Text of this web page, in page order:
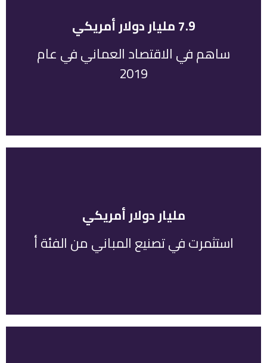
7.9 مليار دولار أمريكي
ساهم في الاقتصاد العماني في عام
2019 ساهم القطاع الصناعي بمبلغ 7.9 مليار دولار
أمريكي في الاقتصاد العماني في عام 2019، وهو
ما يمثل 10.8٪ من إجمالي الناتج المحلي.
مليار دولار أمريكي
استثمرت في تصنيع المباني من الفئة أ
تم استثمار أكثر من مليار دولار أمريكي في بناء
مساحات الأراضي الصناعية المطورة في سلطنة
عمان.